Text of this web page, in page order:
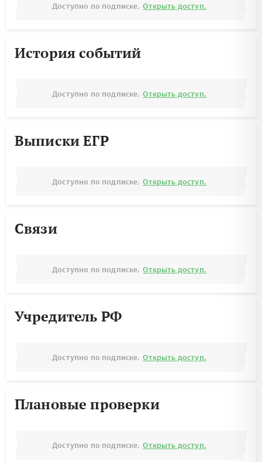
Доступно по подписке. Открыть доступ.
История событий
Доступно по подписке. Открыть доступ.
Выписки ЕГР
Доступно по подписке. Открыть доступ.
Связи
Доступно по подписке. Открыть доступ.
Учредитель РФ
Доступно по подписке. Открыть доступ.
Плановые проверки
Доступно по подписке. Открыть доступ.